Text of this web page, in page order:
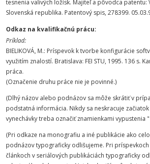
tesnenia valivých ložísk. Majiteľ a pôvodca patentu:
Slovenská republika. Patentový spis, 278399.
Odkaz na kvalifikačnú prácu:
Príklad:
BIELIKOVÁ, M.: Príspevok k tvorbe konfigurácie
využitím znalostí. Bratislava: FEI STU, 1995. 136 s.
práca.
(Označenie druhu práce nie je povinné.)
(Dlhý názov alebo podnázov sa môže skrátiť v
podstatná informácia. Nikdy sa neskracuje začiatok
vynechávky treba označiť znamienkami vypustenia "
(Pri odkaze na monografiu a iné publikácie ako
podnázov typograficky odlišujeme. Pri
článkoch v seriálových publikáciách typograficky